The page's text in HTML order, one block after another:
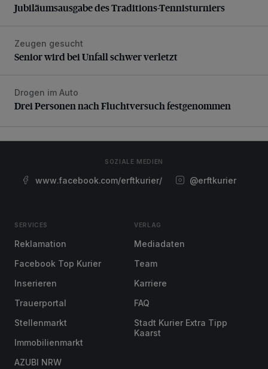
Jubiläumsausgabe des Traditions-Tennisturniers
Senior wird bei Unfall schwer verletzt
Zeugen gesucht
Senior wird bei Unfall schwer verletzt
Drei Personen nach Fluchtversuch festgenommen
Drogen im Auto
Drei Personen nach Fluchtversuch festgenommen
SOZIALE MEDIEN
www.facebook.com/erftkurier/ @erftkurier
SERVICES
Reklamation
Facebook Top Kurier
Inserieren
Trauerportal
Stellenmarkt
Immobilienmarkt
AZUBI NRW
VERLAG
Mediadaten
Team
Karriere
FAQ
Stadt Kurier Extra Tipp
Kaarst